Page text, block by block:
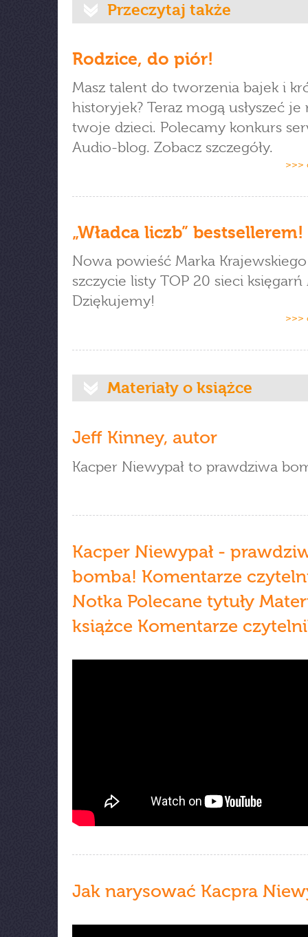
Przeczytaj także
Rodzice, do piór!
Masz talent do tworzenia bajek i
historyjek? Teraz mogą usłyszeć
twoje dzieci. Polecamy konkurs
Audio-blog. Zobacz szczegóły.
>>>
„Władca liczb” bestsellerem!
Nowa powieść Marka
szczycie listy TOP 20 sieci księgarń
Dziękujemy!
>>>
Materiały o książce
Jeff Kinney, autor
Kacper Niewypał to prawdziwa
Kacper Niewypał -
bomba! Komentarze
Notka Polecane tytuły
książce Komentarze
Jak narysować Kacpra